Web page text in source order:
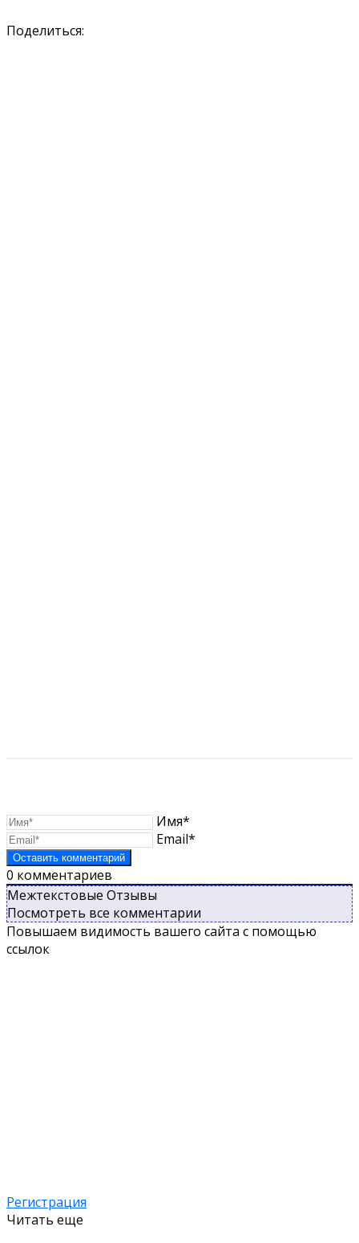
Поделиться:
Имя*
Email*
0 комментариев
Межтекстовые Отзывы
Посмотреть все комментарии
Повышаем видимость вашего сайта с помощью
ссылок
Регистрация
Читать еще